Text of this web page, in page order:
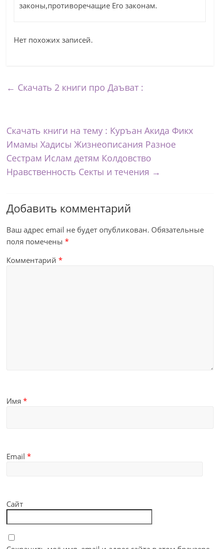
законы,противоречащие Его законам.
Нет похожих записей.
← Скачать 2 книги про Даъват :
Скачать книги на тему : Куръан Акида Фикх
Имамы Хадисы Жизнеописания Разное
Сестрам Ислам детям Колдовство
Нравственность Секты и течения →
Добавить комментарий
Ваш адрес email не будет опубликован. Обязательные
поля помечены*
Комментарий*
Имя*
Email*
Сайт